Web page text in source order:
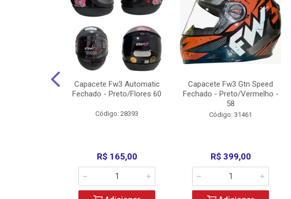
Capacete Fw3 Automatic
Fechado - Preto/Flores 60
Código: 28393
R$ 165,00
Capacete Fw3 Gtn Speed
Fechado - Preto/Vermelho -
58
Código: 31461
R$ 399,00